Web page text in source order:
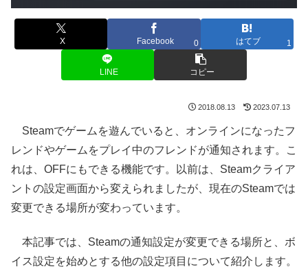
X Facebook 0 はてブ 1
LINE コピー
2018.08.13 2023.07.13
Steamでゲームを遊んでいると、オンラインになったフ
レンドやゲームをプレイ中のフレンドが通知されます。こ
れは、OFFにもできる機能です。以前は、Steamクライア
ントの設定画面から変えられましたが、現在のSteamでは
変更できる場所が変わっています。
本記事では、Steamの通知設定が変更できる場所と、ボ
イス設定を始めとする他の設定項目について紹介します。